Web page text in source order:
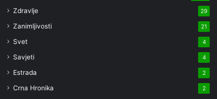
Zdravlje 29
Zanimljivosti 21
Svet 4
Savjeti 4
Estrada 2
Crna Hronika 2